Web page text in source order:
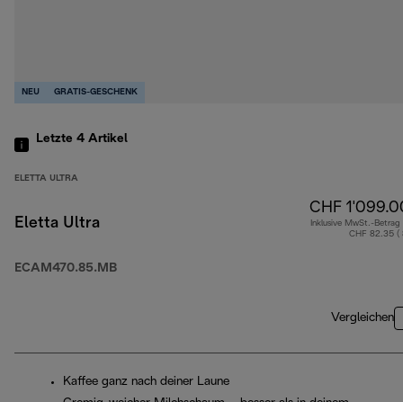
NEU GRATIS-GESCHENK
Letzte 4 Artikel
ELETTA ULTRA
Eletta Ultra
ECAM470.85.MB
CHF
Inklusive MwSt.-Betrag
CHF 82.35 (
Vergleichen
Kaffee ganz nach deiner Laune